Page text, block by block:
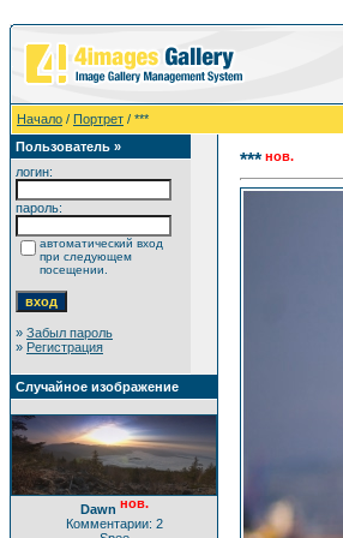
Начало / Портрет / ***
Пользователь »
логин:
пароль:
автоматический вход
при следующем
посещении.
» Забыл пароль
» Регистрация
Случайное изображение
Dawn нов.
Комментарии: 2
*** нов.